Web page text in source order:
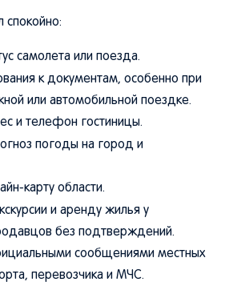
самолета или поезда.
к документам, особенно при
или автомобильной поездке.
и телефон гостиницы.
погоды на город и
карту области.
и аренду жилья у
без подтверждений.
сообщениями местных
перевозчика и МЧС.